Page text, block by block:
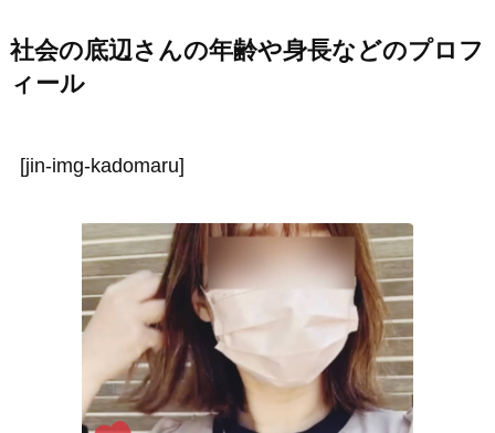
社会の底辺さんの年齢や身長などのプロフ
ィール
[jin-img-kadomaru]